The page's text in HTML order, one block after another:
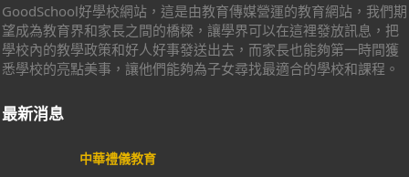
GoodSchool好學校網站，這是由教育傳媒營運的教育網站，我們期
望成為教育界和家長之間的橋樑，讓學界可以在這裡發放訊息，把
學校內的教學政策和好人好事發送出去，而家長也能夠第一時間獲
悉學校的亮點美事，讓他們能夠為子女尋找最適合的學校和課程。
最新消息
中華禮儀教育